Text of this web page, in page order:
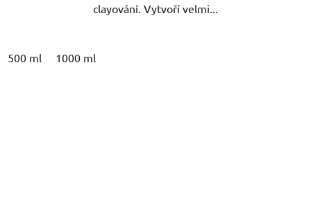
clayování. Vytvoří velmi...
500 ml 1000 ml